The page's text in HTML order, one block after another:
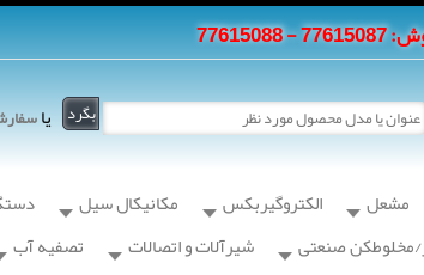
یا
مشعل الکتروگیربکس مکانیکال سیل
صنعتی
شیرآلات و اتصالات تصفیه آب